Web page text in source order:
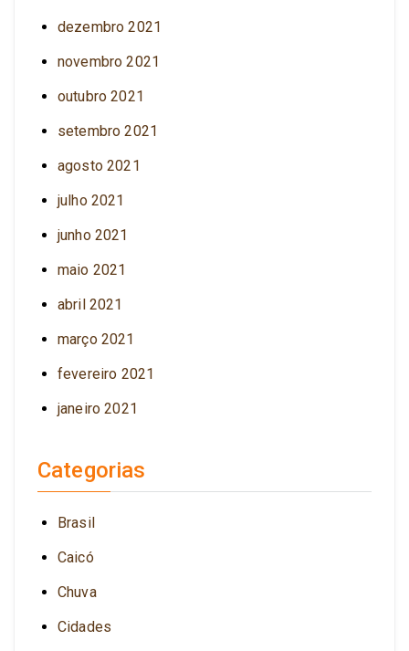
dezembro 2021
novembro 2021
outubro 2021
setembro 2021
agosto 2021
julho 2021
junho 2021
maio 2021
abril 2021
março 2021
fevereiro 2021
janeiro 2021
Categorias
Brasil
Caicó
Chuva
Cidades